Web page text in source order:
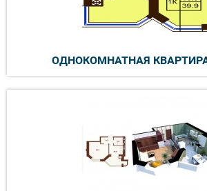
ОДНОКОМНАТНАЯ